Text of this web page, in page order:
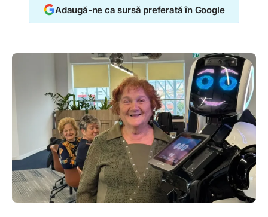
Adaugă-ne ca sursă preferată în Google